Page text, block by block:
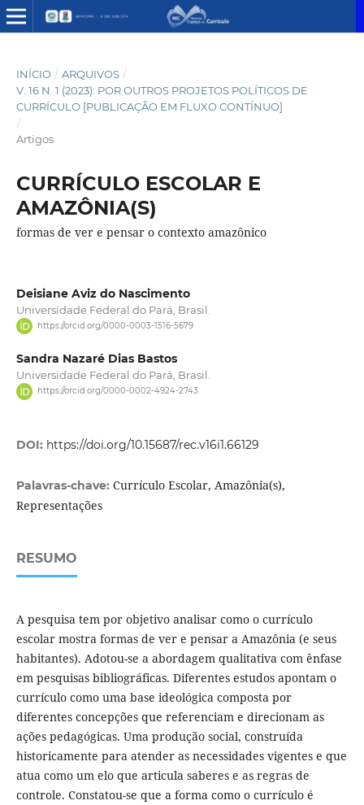
INÍCIO / ARQUIVOS /
V. 16 N. 1 (2023): POR OUTROS PROJETOS POLÍTICOS DE
CURRÍCULO [PUBLICAÇÃO EM FLUXO CONTÍNUO]
/
Artigos
CURRÍCULO ESCOLAR E
AMAZÔNIA(S)
formas de ver e pensar o contexto amazônico
Deisiane Aviz do Nascimento
Universidade Federal do Pará, Brasil.
https://orcid.org/0000-0003-1516-5679
Sandra Nazaré Dias Bastos
Universidade Federal do Pará, Brasil.
https://orcid.org/0000-0002-4924-2743
DOI: https://doi.org/10.15687/rec.v16i1.66129
Palavras-chave: Currículo Escolar, Amazônia(s),
Representações
RESUMO
A pesquisa tem por objetivo analisar como o currículo
escolar mostra formas de ver e pensar a Amazônia (e seus
habitantes). Adotou-se a abordagem qualitativa com ênfase
em pesquisas bibliográficas. Diferentes estudos apontam o
currículo como uma base ideológica composta por
diferentes concepções que referenciam e direcionam as
ações pedagógicas. Uma produção social, construída
historicamente para atender as necessidades vigentes e que
atua como um elo que articula saberes e as regras de
controle. Constatou-se que a forma como o currículo é